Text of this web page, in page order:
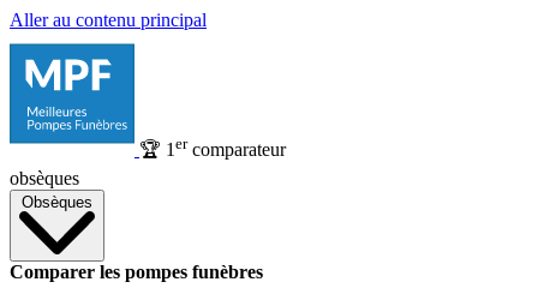
Aller au contenu principal
🏆 1 ercomparateur
obsèques
Obsèques
Comparer les pompes funèbres